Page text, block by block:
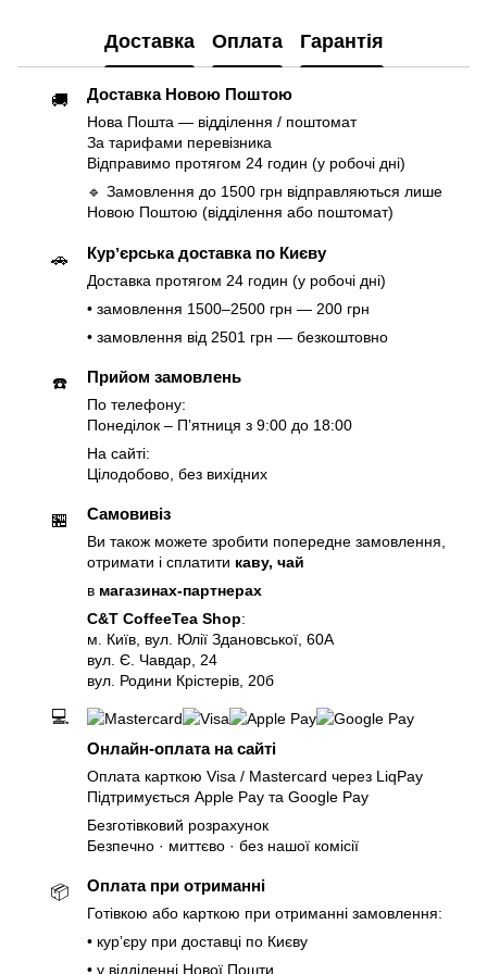
Доставка Оплата Гарантія
🚚 Доставка Новою Поштою
Нова Пошта — відділення / поштомат
За тарифами перевізника
Відправимо протягом 24 годин (у робочі дні)
🔹 Замовлення до 1500 грн відправляються лише
Новою Поштою (відділення або поштомат)
🚗 Курʼєрська доставка по Києву
Доставка протягом 24 годин (у робочі дні)
• замовлення 1500–2500 грн — 200 грн
• замовлення від 2501 грн — безкоштовно
☎️ Прийом замовлень
По телефону:
Понеділок – Пʼятниця з 9:00 до 18:00
На сайті:
Цілодобово, без вихідних
🏪 Самовивіз
Ви також можете зробити попередне замовлення,
отримати і сплатити каву, чай
в магазинах-партнерах
C&T CoffeeTea Shop:
м. Київ, вул. Юлії Здановської, 60А
вул. Є. Чавдар, 24
вул. Родини Крістерів, 20б
💻
Онлайн-оплата на сайті
Оплата карткою Visa / Mastercard через LiqPay
Підтримується Apple Pay та Google Pay
Безготівковий розрахунок
Безпечно · миттєво · без нашої комісії
📦 Оплата при отриманні
Готівкою або карткою при отриманні замовлення:
• курʼєру при доставці по Києву
• у відділенні Нової Пошти